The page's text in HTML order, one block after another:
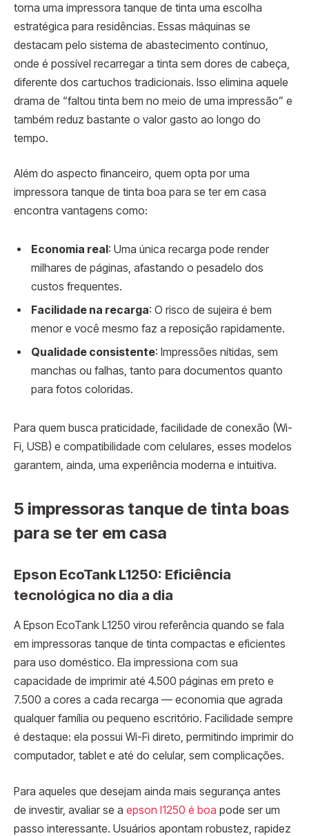
torna uma impressora tanque de tinta uma escolha
estratégica para residências. Essas máquinas se
destacam pelo sistema de abastecimento contínuo,
onde é possível recarregar a tinta sem dores de cabeça,
diferente dos cartuchos tradicionais. Isso elimina aquele
drama de “faltou tinta bem no meio de uma impressão” e
também reduz bastante o valor gasto ao longo do
tempo.
Além do aspecto financeiro, quem opta por uma
impressora tanque de tinta boa para se ter em casa
encontra vantagens como:
Economia real: Uma única recarga pode render
milhares de páginas, afastando o pesadelo dos
custos frequentes.
Facilidade na recarga: O risco de sujeira é bem
menor e você mesmo faz a reposição rapidamente.
Qualidade consistente: Impressões nítidas, sem
manchas ou falhas, tanto para documentos quanto
para fotos coloridas.
Para quem busca praticidade, facilidade de conexão (Wi-
Fi, USB) e compatibilidade com celulares, esses modelos
garantem, ainda, uma experiência moderna e intuitiva.
5 impressoras tanque de tinta boas
para se ter em casa
Epson EcoTank L1250: Eficiência
tecnológica no dia a dia
A Epson EcoTank L1250 virou referência quando se fala
em impressoras tanque de tinta compactas e eficientes
para uso doméstico. Ela impressiona com sua
capacidade de imprimir até 4.500 páginas em preto e
7.500 a cores a cada recarga — economia que agrada
qualquer família ou pequeno escritório. Facilidade sempre
é destaque: ela possui Wi-Fi direto, permitindo imprimir do
computador, tablet e até do celular, sem complicações.
Para aqueles que desejam ainda mais segurança antes
de investir, avaliar se a epson l1250 é boa pode ser um
passo interessante. Usuários apontam robustez, rapidez